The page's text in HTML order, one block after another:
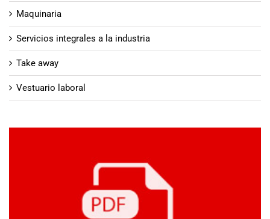
Maquinaria
Servicios integrales a la industria
Take away
Vestuario laboral